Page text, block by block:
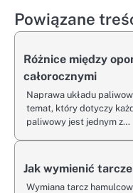
Powiązane
Różnice między
całorocznymi
Naprawa układu
temat, który dotyczy
paliwowy jest jednym z…
Jak wymienić
Wymiana tarcz